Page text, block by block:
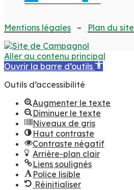
Mentions légales – Plan du site
Aller au contenu principal
Ouvrir la barre d’outils
Outils d’accessibilité
Augmenter le texte
Diminuer le texte
Niveaux de gris
Haut contraste
Contraste négatif
Arrière-plan clair
Liens soulignés
Police lisible
Réinitialiser